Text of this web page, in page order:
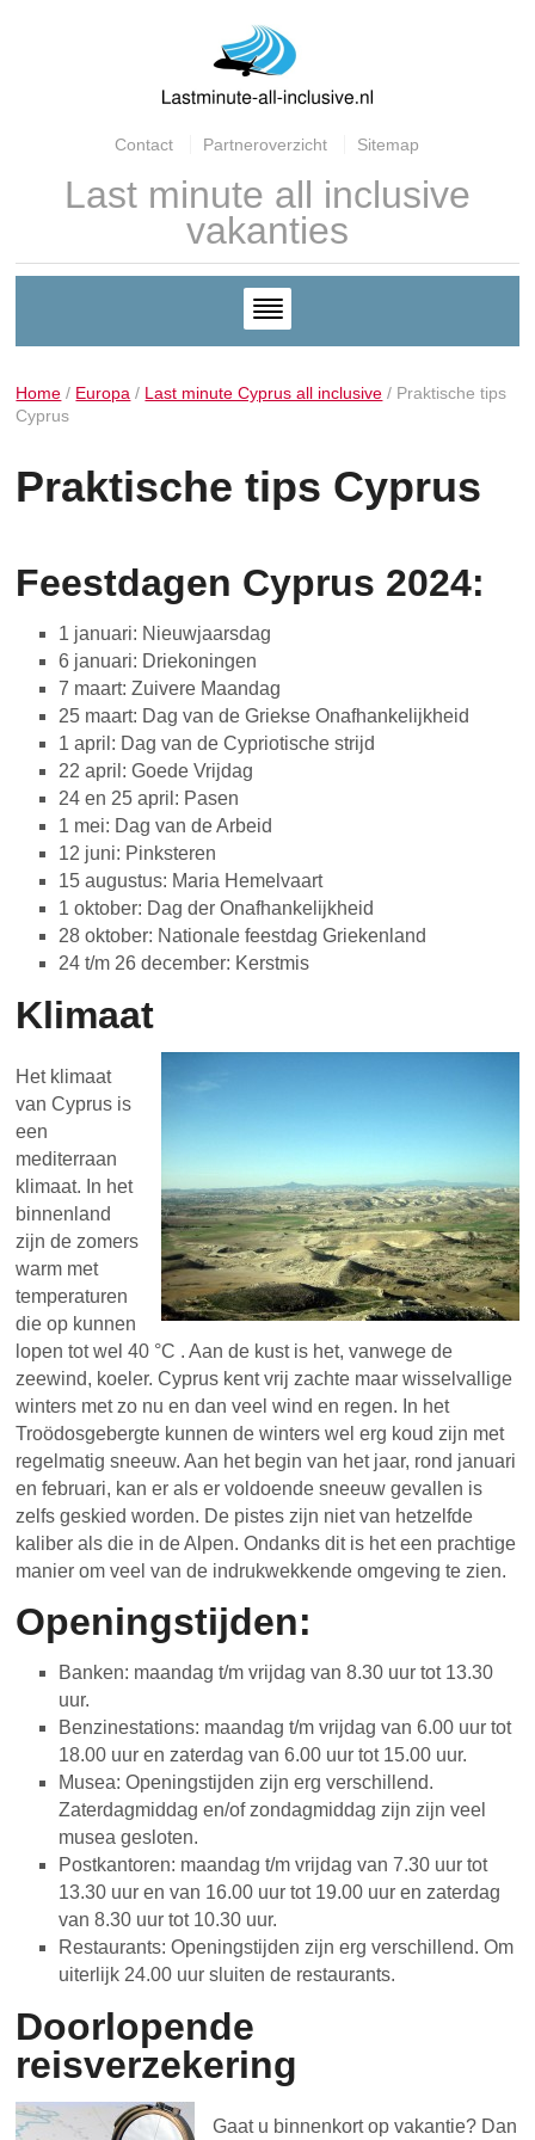
Contact Partneroverzicht Sitemap
Last minute all inclusive
vakanties
Home / Europa / Last minute Cyprus all inclusive / Praktische tips
Cyprus
Praktische tips Cyprus
Feestdagen Cyprus 2024:
1 januari: Nieuwjaarsdag
6 januari: Driekoningen
7 maart: Zuivere Maandag
25 maart: Dag van de Griekse Onafhankelijkheid
1 april: Dag van de Cypriotische strijd
22 april: Goede Vrijdag
24 en 25 april: Pasen
1 mei: Dag van de Arbeid
12 juni: Pinksteren
15 augustus: Maria Hemelvaart
1 oktober: Dag der Onafhankelijkheid
28 oktober: Nationale feestdag Griekenland
24 t/m 26 december: Kerstmis
Klimaat
Het klimaat
van Cyprus is
een
mediterraan
klimaat. In het
binnenland
zijn de zomers
warm met
temperaturen
die op kunnen
lopen tot wel 40 °C . Aan de kust is het, vanwege de
zeewind, koeler. Cyprus kent vrij zachte maar wisselvallige
winters met zo nu en dan veel wind en regen. In het
Troödosgebergte kunnen de winters wel erg koud zijn met
regelmatig sneeuw. Aan het begin van het jaar, rond januari
en februari, kan er als er voldoende sneeuw gevallen is
zelfs geskied worden. De pistes zijn niet van hetzelfde
kaliber als die in de Alpen. Ondanks dit is het een prachtige
manier om veel van de indrukwekkende omgeving te zien.
Openingstijden:
Banken: maandag t/m vrijdag van 8.30 uur tot 13.30
uur.
Benzinestations: maandag t/m vrijdag van 6.00 uur tot
18.00 uur en zaterdag van 6.00 uur tot 15.00 uur.
Musea: Openingstijden zijn erg verschillend.
Zaterdagmiddag en/of zondagmiddag zijn zijn veel
musea gesloten.
Postkantoren: maandag t/m vrijdag van 7.30 uur tot
13.30 uur en van 16.00 uur tot 19.00 uur en zaterdag
van 8.30 uur tot 10.30 uur.
Restaurants: Openingstijden zijn erg verschillend. Om
uiterlijk 24.00 uur sluiten de restaurants.
Doorlopende
reisverzekering
Gaat u binnenkort op vakantie? Dan